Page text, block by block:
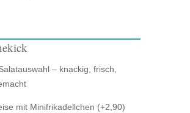
– knackig, frisch,
mit Minifrikadellchen (+2,90)